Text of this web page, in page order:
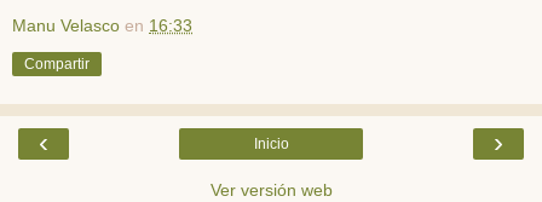
Manu Velasco en 16:33
Compartir
‹ ›
Inicio
Ver versión web